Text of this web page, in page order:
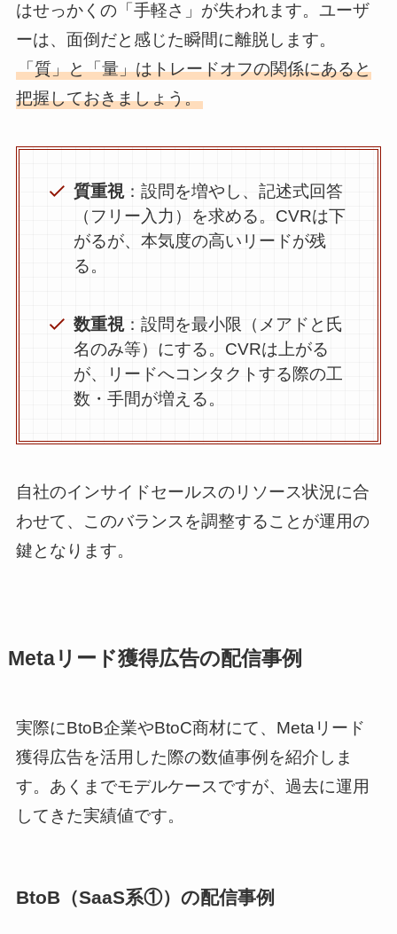
はせっかくの「手軽さ」が失われます。ユーザ
ーは、面倒だと感じた瞬間に離脱します。
「質」と「量」はトレードオフの関係にあると
把握しておきましょう。
質重視：設問を増やし、記述式回答
（フリー入力）を求める。CVRは下
がるが、本気度の高いリードが残
る。
数重視：設問を最小限（メアドと氏
名のみ等）にする。CVRは上がる
が、リードへコンタクトする際の工
数・手間が増える。
自社のインサイドセールスのリソース状況に合
わせて、このバランスを調整することが運用の
鍵となります。
Metaリード獲得広告の配信事例
実際にBtoB企業やBtoC商材にて、Metaリード
獲得広告を活用した際の数値事例を紹介しま
す。あくまでモデルケースですが、過去に運用
してきた実績値です。
BtoB（SaaS系①）の配信事例